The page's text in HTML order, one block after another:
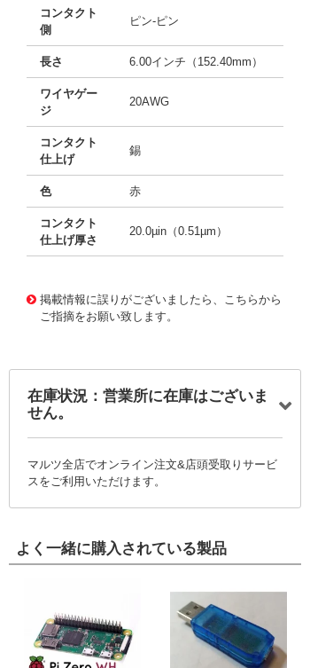
コンタクト
側
ピン-ピン
長さ 6.00インチ（152.40mm）
ワイヤゲー
ジ
20AWG
コンタクト
仕上げ
錫
色 赤
コンタクト
仕上げ厚さ
20.0µin（0.51µm）
掲載情報に誤りがございましたら、こちらから
ご指摘をお願い致します。
在庫状況：営業所に在庫はございま
せん。
マルツ全店でオンライン注文&店頭受取りサービ
スをご利用いただけます。
よく一緒に購入されている製品